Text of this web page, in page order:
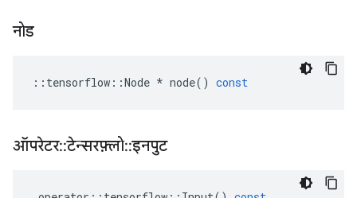
नोड
:: tensorflow ::Node * node() const
ऑपरेटर::टेन्सरफ़्लो::इनपुट